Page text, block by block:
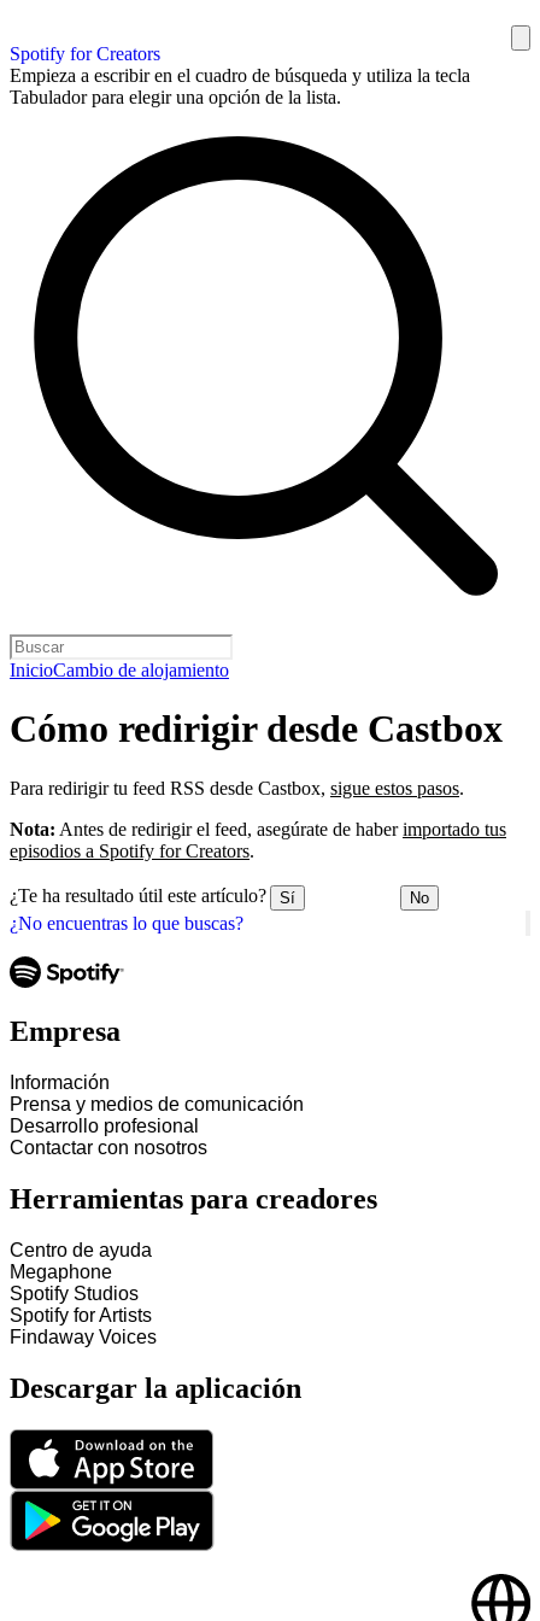
Spotify for Creators
Empieza a escribir en el cuadro de búsqueda y utiliza la tecla
Tabulador para elegir una opción de la lista.
InicioCambio de alojamiento
¿No encuentras lo que buscas?
Cómo redirigir desde Castbox
Para redirigir tu feed RSS desde Castbox, sigue estos pasos.
Nota: Antes de redirigir el feed, asegúrate de haberimportado tus
episodios a Spotify for Creators.
¿Te ha resultado útil este artículo? Sí No
Empresa
Información
Prensa y medios de comunicación
Desarrollo profesional
Contactar con nosotros
Herramientas para creadores
Centro de ayuda
Megaphone
Spotify Studios
Spotify for Artists
Findaway Voices
Descargar la aplicación